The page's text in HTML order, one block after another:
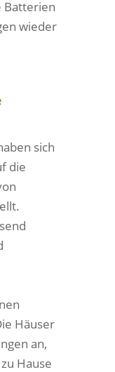
Batterien
wieder
sich
die
Häuser
an,
Hause